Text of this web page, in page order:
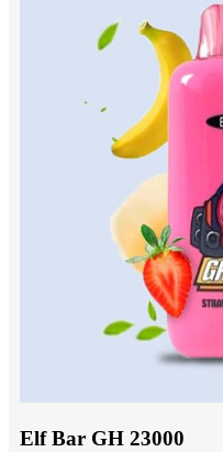
Elf Bar GH 23000